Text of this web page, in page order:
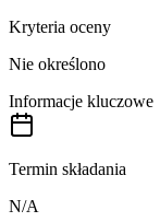
Kryteria oceny
Nie określono
Informacje kluczowe
Termin składania
N/A